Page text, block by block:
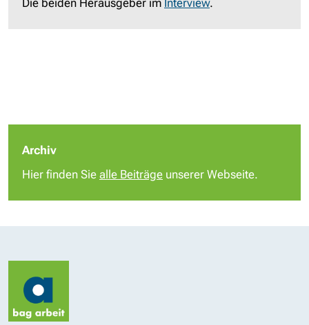
Die beiden Herausgeber im Interview.
Archiv
Hier finden Sie alle Beiträge unserer Webseite.